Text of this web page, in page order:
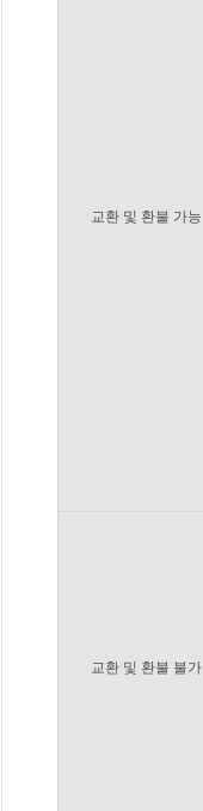
교환 및 환불 가능
교환 및 환불 불가